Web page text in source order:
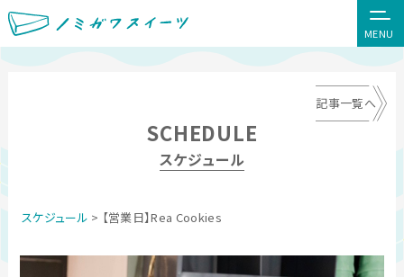
MENU
SCHEDULE
スケジュール
記事一覧へ
スケジュール > 【営業日】Rea Cookies